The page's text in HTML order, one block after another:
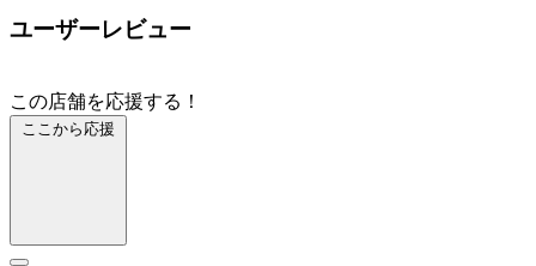
ユーザーレビュー
この店舗を応援する！
ここから応援